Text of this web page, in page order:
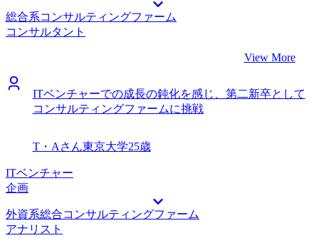
総合系コンサルティングファーム
コンサルタント
View More
ITベンチャーでの成長の鈍化を感じ、第二新卒として
コンサルティングファームに挑戦
T・Aさん東京大学25歳
ITベンチャー
企画
外資系総合コンサルティングファーム
アナリスト